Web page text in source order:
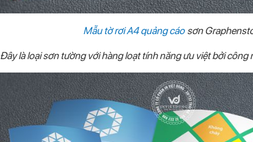
Mẫu tờ rơi A4 quảng cáosơn
Đây là loại sơn tường với hàng loạt tính năng ưu việt bởi công